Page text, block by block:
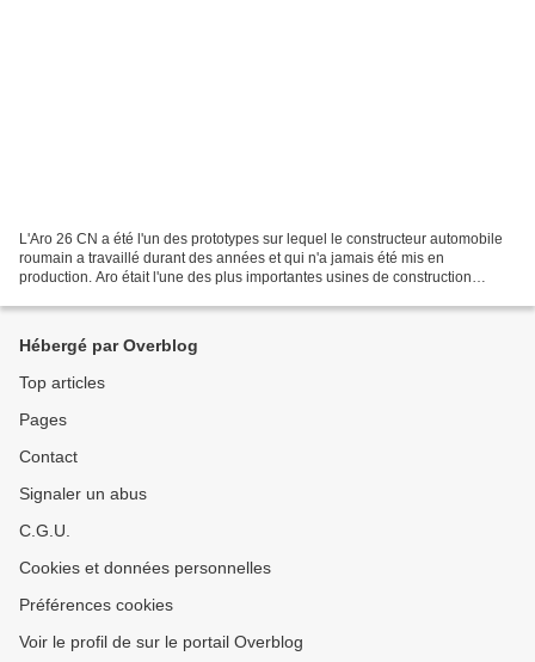
L'Aro 26 CN a été l'un des prototypes sur lequel le constructeur automobile
roumain a travaillé durant des années et qui n'a jamais été mis en
production. Aro était l'une des plus importantes usines de construction
Hébergé par Overblog
Top articles
Pages
Contact
Signaler un abus
C.G.U.
Cookies et données personnelles
Préférences cookies
Voir le profil de sur le portail Overblog